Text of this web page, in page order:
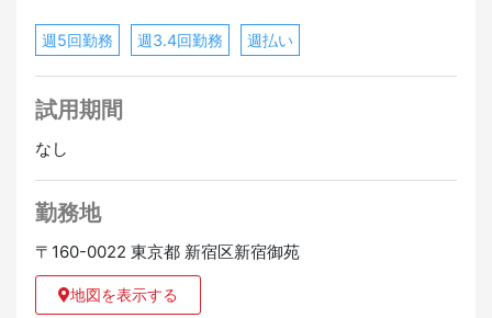
週5回勤務 週3.4回勤務 週払い
試用期間
なし
勤務地
〒160-0022 東京都 新宿区新宿御苑
地図を表示する